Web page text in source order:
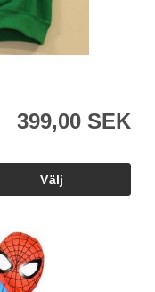
399,00 SEK